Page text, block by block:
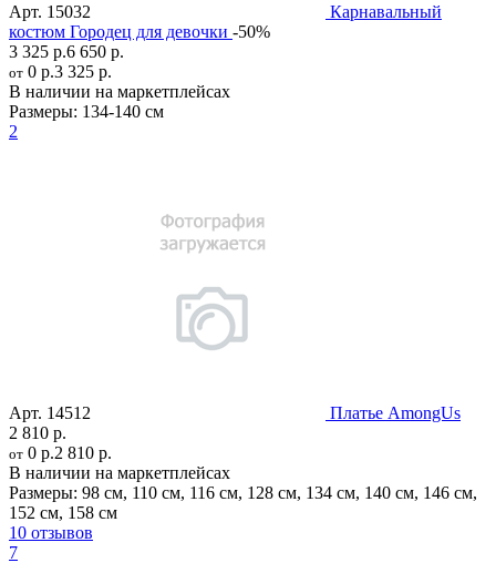
Арт. 15032
Карнавальный
костюм Городец для девочки -50%
3 325 р.6 650 р.
от 0 р.3 325 р.
В наличии на маркетплейсах
Размеры: 134-140 см
2
Арт. 14512
Платье AmongUs
2 810 р.
от 0 р.2 810 р.
В наличии на маркетплейсах
Размеры: 98 см, 110 см, 116 см, 128 см, 134 см, 140 см, 146 см,
152 см, 158 см
10 отзывов
7